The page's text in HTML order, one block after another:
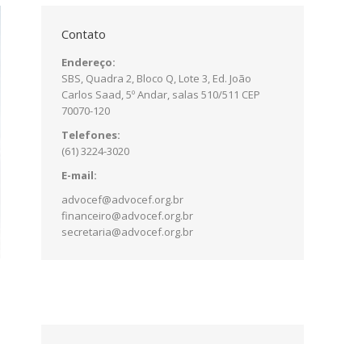
Contato
Endereço:
SBS, Quadra 2, Bloco Q, Lote 3, Ed. João
Carlos Saad, 5º Andar, salas 510/511 CEP
70070-120
Telefones:
(61) 3224-3020
E-mail:
advocef@advocef.org.br
financeiro@advocef.org.br
secretaria@advocef.org.br